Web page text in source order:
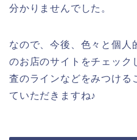
分かりませんでした。
なので、今後、色々と個人
のお店のサイトをチェック
査のラインなどをみつける
ていただきますね♪